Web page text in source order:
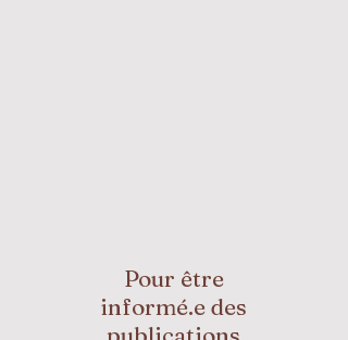
Pour être
informé.e des